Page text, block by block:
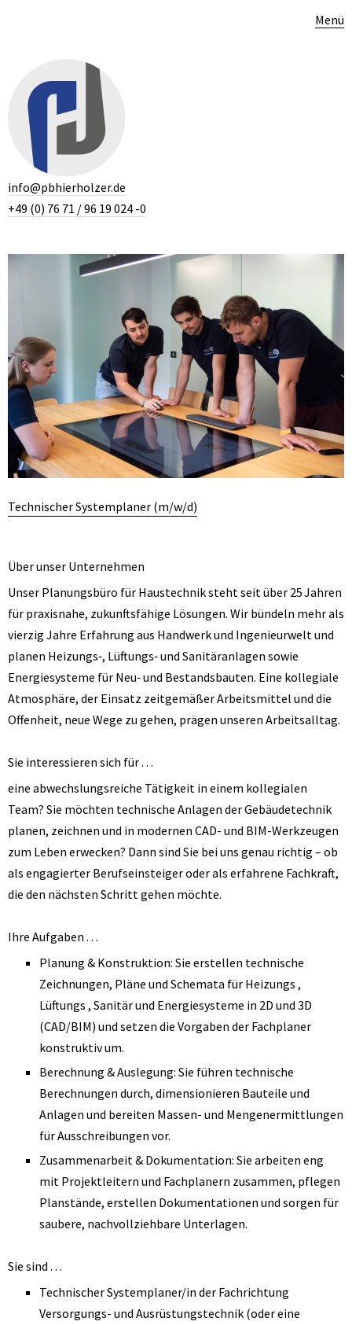
Menü
info@pbhierholzer.de
+49 (0) 76 71 / 96 19 024 -0
Technischer Systemplaner (m/w/d)
Über unser Unternehmen
Unser Planungsbüro für Haustechnik steht seit über 25 Jahren
für praxisnahe, zukunftsfähige Lösungen. Wir bündeln mehr als
vierzig Jahre Erfahrung aus Handwerk und Ingenieurwelt und
planen Heizungs‑, Lüftungs‑ und Sanitäranlagen sowie
Energiesysteme für Neu‑ und Bestandsbauten. Eine kollegiale
Atmosphäre, der Einsatz zeitgemäßer Arbeitsmittel und die
Offenheit, neue Wege zu gehen, prägen unseren Arbeitsalltag.
Sie interessieren sich für …
eine abwechslungsreiche Tätigkeit in einem kollegialen
Team? Sie möchten technische Anlagen der Gebäudetechnik
planen, zeichnen und in modernen CAD- und BIM-Werkzeugen
zum Leben erwecken? Dann sind Sie bei uns genau richtig – ob
als engagierter Berufseinsteiger oder als erfahrene Fachkraft,
die den nächsten Schritt gehen möchte.
Ihre Aufgaben …
Planung & Konstruktion: Sie erstellen technische
Zeichnungen, Pläne und Schemata für Heizungs ,
Lüftungs , Sanitär und Energiesysteme in 2D und 3D
(CAD/BIM) und setzen die Vorgaben der Fachplaner
konstruktiv um.
Berechnung & Auslegung: Sie führen technische
Berechnungen durch, dimensionieren Bauteile und
Anlagen und bereiten Massen- und Mengenermittlungen
für Ausschreibungen vor.
Zusammenarbeit & Dokumentation: Sie arbeiten eng
mit Projektleitern und Fachplanern zusammen, pflegen
Planstände, erstellen Dokumentationen und sorgen für
saubere, nachvollziehbare Unterlagen.
Sie sind …
Technischer Systemplaner/in der Fachrichtung
Versorgungs- und Ausrüstungstechnik (oder eine